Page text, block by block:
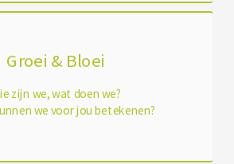
Groei & Bloei
zijn we, wat doen we?
we voor jou betekenen?